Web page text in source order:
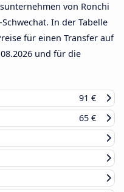
von Ronchi
In der Tabelle
für einen Transfer auf
und für die
91 €
65 €